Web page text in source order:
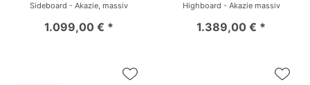
Sideboard - Akazie, massiv
1.099,00 € *
Highboard - Akazie massiv
1.389,00 € *